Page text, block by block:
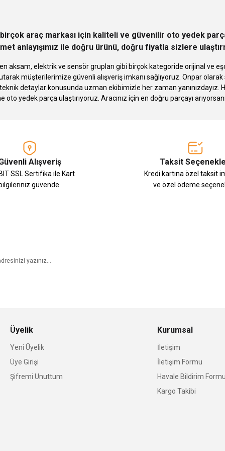
Gönder
araç markası için kaliteli ve güvenilir oto yedek
anlayışımız ile doğru ürünü, doğru fiyatla sizlere
aksam, elektrik ve sensör grupları gibi birçok kategoride orijinal ve
müşterilerimize güvenli alışveriş imkanı sağlıyoruz. Onpar
detaylar konusunda uzman ekibimizle her zaman yanınızdayız.
oto yedek parça ulaştırıyoruz. Aracınız için en doğru parçayı
Alışveriş
SSL Sertifika ile Kart
bilgileriniz güvende.
Taksit
Kredi kartına özel taksit
ve özel ödeme
Üyelik
Yeni Üyelik
Üye Girişi
Şifremi Unuttum
Kurumsal
İletişim
İletişim Formu
Havale Bildirim
Kargo Takibi